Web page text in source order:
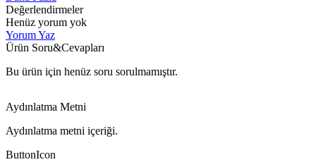
Değerlendirmeler
Henüz yorum yok
Yorum Yaz
Ürün Soru&Cevapları
Bu ürün için henüz soru sorulmamıştır.
Aydınlatma Metni
Aydınlatma metni içeriği.
ButtonIcon